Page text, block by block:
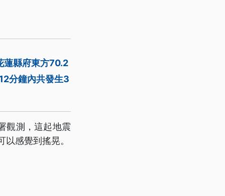
蓮縣府東方70.2
分鐘內共發生3
觀測，這起地震
感覺到搖晃。